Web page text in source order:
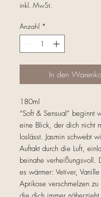
inkl. MwSt.
Anzahl *
In den
180ml
“Soft & Sensual” beginnt
eine Blick, der dich nicht
loslässt. Jasmin schwebt
Auftakt durch die Luft,
beinahe verheißungsvoll.
es wärmer: Vetiver,
Aprikose verschmelzen